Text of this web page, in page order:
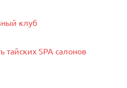
клуб
тайских SPA салонов